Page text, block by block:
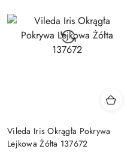
obniżką
Vileda Iris Okrągła Pokrywa
Lejkowa Żółta 137672